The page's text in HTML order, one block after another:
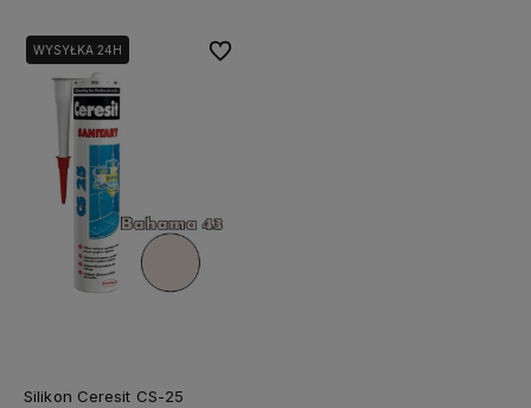
WYSYŁKA 24H
Silikon Ceresit CS-25
Do ulubionych